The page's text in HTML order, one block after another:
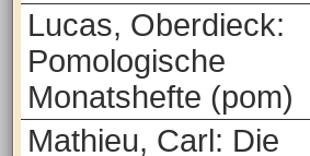
Lucas, Oberdieck:
Pomologische
Monatshefte (pom)
Mathieu, Carl: Die